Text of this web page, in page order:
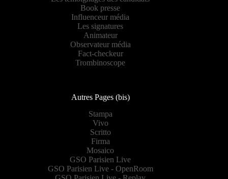
Book presse
Influenceur média
Les signatures
Animateur
Observateur média
Fact-checkeur
Trombinoscope
Autres Pages (bis)
Stampa
Vivo
Scritto
Firma
Mosaico
GSO Parisien Live
GSO Parisien Live - OpenRoom